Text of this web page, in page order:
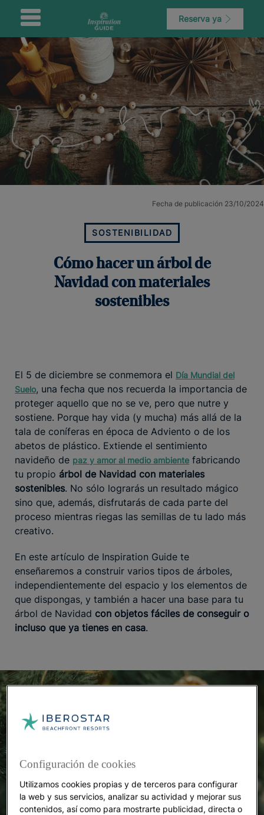
Reserva ya
Fecha de publicación 23/10/2024
SOSTENIBILIDAD
Cómo hacer un árbol de
Navidad con materiales
sostenibles
El 5 de diciembre se conmemora el Día Mundial del
Suelo, una fecha que nos recuerda la importancia de
proteger aquello que no se ve, pero que nutre y
sostiene. Porque hay vida (y mucha) más allá de la
tala de coníferas en época de Adviento o de los
abetos de plástico. Extiende el sentimiento
navideño de paz y amor al medio ambiente fabricando
tu propio árbol de Navidad con materiales
sostenibles. No sólo lograrás un resultado mágico
sino que, además, disfrutarás de cada parte del
proceso mientras riegas las semillas de tu lado más
creativo.
En este artículo de Inspiration Guide te
enseñaremos a construir varios tipos de árboles,
independientemente del espacio y los elementos de
que dispongas, y también a hacer una base para tu
árbol de Navidad con objetos fáciles de conseguir o
incluso que ya tienes en casa.
Configuración de cookies
Utilizamos cookies propias y de terceros para configurar
la web y sus servicios, analizar su actividad y mejorar sus
contenidos, así como para mostrarte publicidad, directa o